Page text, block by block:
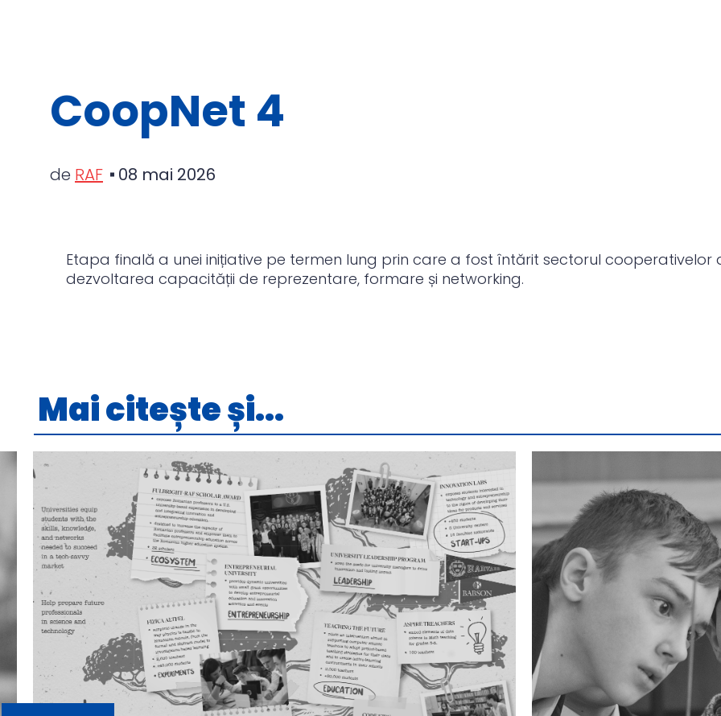
CoopNet 4
de RAF 08 mai 2026
Etapa finală a unei inițiative pe termen lung prin care a fost întărit sectorul cooperativelor
dezvoltarea capacității de reprezentare, formare și networking.
Mai citește și...